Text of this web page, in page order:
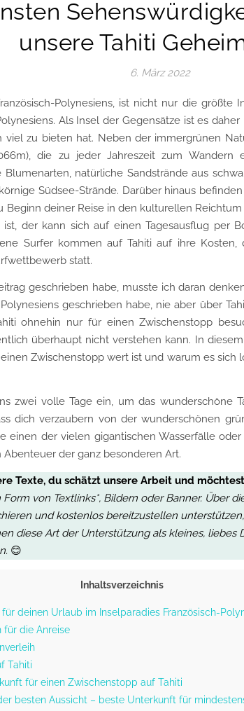
unsere Tahiti
6. März 2022
Polynesiens, ist nicht nur die größte
Als Insel der Gegensätze ist es
viel zu bieten hat. Neben der immergrünen
die zu jeder Jahreszeit zum Wandern
Blumenarten, natürliche Sandstrände aus
Südsee-Strände. Darüber hinaus
Beginn deiner Reise in den kulturellen
der kann sich auf einen Tagesausflug per
Surfer kommen auf Tahiti auf ihre
statt.
geschrieben habe, musste ich daran
geschrieben habe, nie aber über
ohnehin nur für einen Zwischenstopp
überhaupt nicht verstehen kann. In
Zwischenstopp wert ist und warum es sich
zwei volle Tage ein, um das wunderschöne
dich verzaubern von der wunderschönen
einen der vielen gigantischen Wasserfälle
der ganz besonderen Art.
Texte, du schätzt unsere Arbeit und
von Textlinks*, Bildern oder Banner. Über
und kostenlos bereitzustellen
diese Art der Unterstützung als kleines, liebes
😊
Inhaltsverzeichnis
deinen Urlaub im Inselparadies Französisch-
für die Anreise
Tahiti
für einen Zwischenstopp auf Tahiti
besten Aussicht – beste Unterkunft für